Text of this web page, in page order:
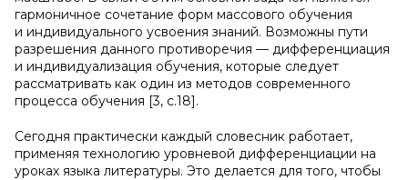
гармоничное сочетание форм массового обучения
и индивидуального усвоения знаний. Возможны пути
разрешения данного противоречия — дифференциация
и индивидуализация обучения, которые следует
рассматривать как один из методов современного
процесса обучения [3, с.18].
Сегодня практически каждый словесник работает,
применяя технологию уровневой дифференциации на
уроках языка литературы. Это делается для того, чтобы